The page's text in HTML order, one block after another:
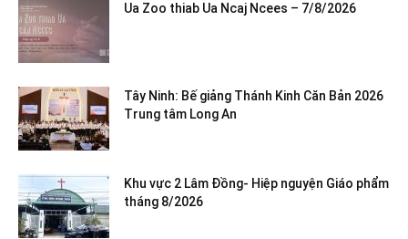
Ua Zoo thiab Ua Ncaj Ncees – 7/8/2026
Tây Ninh: Bế giảng Thánh Kinh Căn Bản 2026
Trung tâm Long An
Khu vực 2 Lâm Đồng- Hiệp nguyện Giáo phẩm
tháng 8/2026